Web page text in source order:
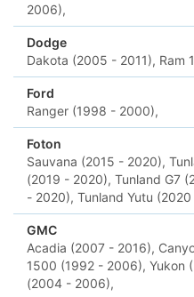
2006),
Dodge
Dakota (2005 - 2011), Ram
Ford
Ranger (1998 - 2000),
Foton
Sauvana (2015 - 2020),
(2019 - 2020), Tunland G7
- 2020), Tunland Yutu
GMC
Acadia (2007 - 2016),
1500 (1992 - 2006), Yukon
(2004 - 2006),